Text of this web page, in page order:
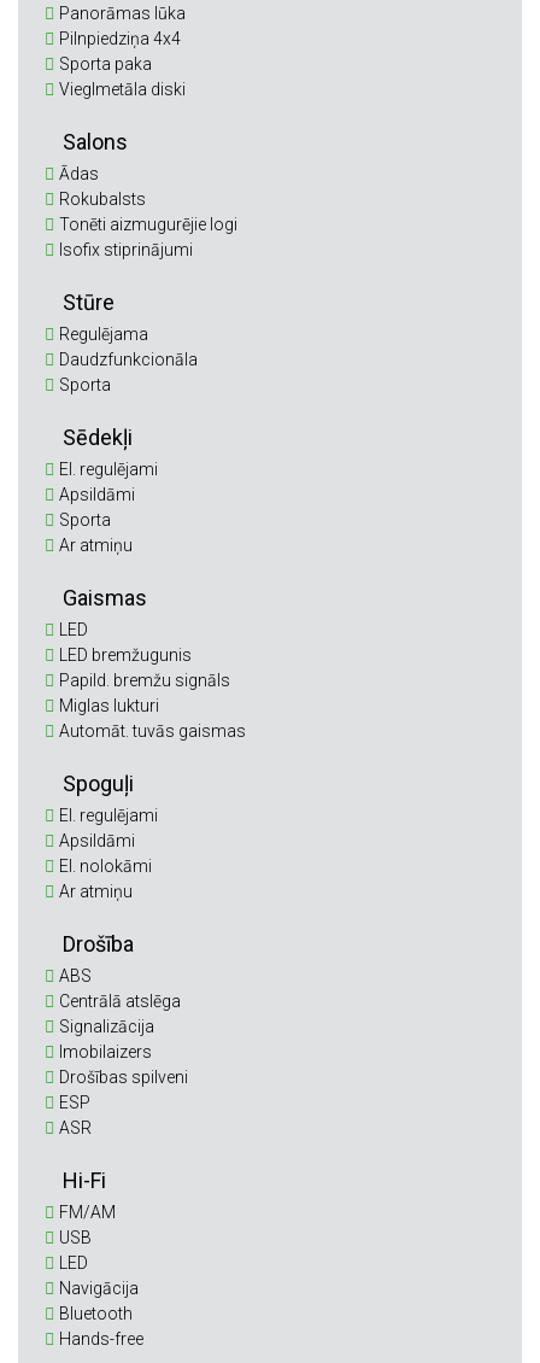
Panorāmas lūka
Pilnpiedziņa 4x4
Sporta paka
Vieglmetāla diski
Salons
Ādas
Rokubalsts
Tonēti aizmugurējie logi
Isofix stiprinājumi
Stūre
Regulējama
Daudzfunkcionāla
Sporta
Sēdekļi
El. regulējami
Apsildāmi
Sporta
Ar atmiņu
Gaismas
LED
LED bremžugunis
Papild. bremžu signāls
Miglas lukturi
Automāt. tuvās gaismas
Spoguļi
El. regulējami
Apsildāmi
El. nolokāmi
Ar atmiņu
Drošība
ABS
Centrālā atslēga
Signalizācija
Imobilaizers
Drošības spilveni
ESP
ASR
Hi-Fi
FM/AM
USB
LED
Navigācija
Bluetooth
Hands-free